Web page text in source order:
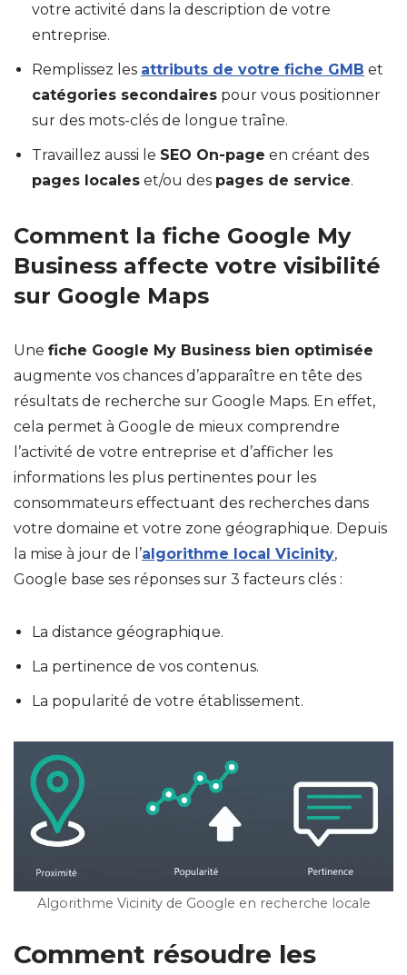
votre activité dans la description de votre
entreprise.
Remplissez les attributs de votre fiche GMB et
catégories secondaires pour vous positionner
sur des mots-clés de longue traîne.
Travaillez aussi le SEO On-page en créant des
pages locales et/ou des pages de service.
Comment la fiche Google My
Business affecte votre visibilité
sur Google Maps
Une fiche Google My Business bien optimisée
augmente vos chances d’apparaître en tête des
résultats de recherche sur Google Maps. En effet,
cela permet à Google de mieux comprendre
l’activité de votre entreprise et d’afficher les
informations les plus pertinentes pour les
consommateurs effectuant des recherches dans
votre domaine et votre zone géographique. Depuis
la mise à jour de l’algorithme local Vicinity,
Google base ses réponses sur 3 facteurs clés :
La distance géographique.
La pertinence de vos contenus.
La popularité de votre établissement.
Algorithme Vicinity de Google en recherche locale
Comment résoudre les